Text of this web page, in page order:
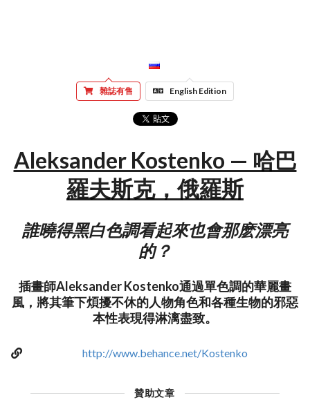
雜誌有售 English Edition
Aleksander Kostenko — 哈巴
羅夫斯克，俄羅斯
誰曉得黑白色調看起來也會那麽漂亮
的？
插畫師Aleksander Kostenko通過單色調的華麗畫
風，將其筆下煩擾不休的人物角色和各種生物的邪惡
本性表現得淋漓盡致。
http://www.behance.net/Kostenko
贊助文章